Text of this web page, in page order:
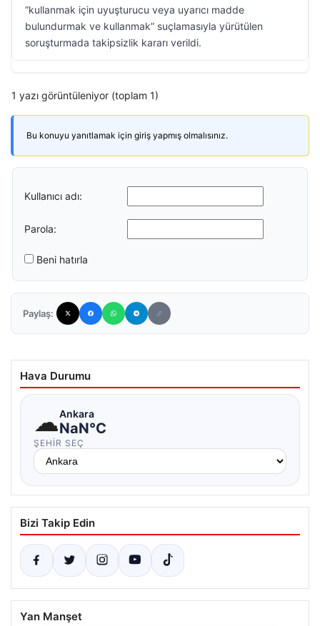
“kullanmak için uyuşturucu veya uyarıcı madde
bulundurmak ve kullanmak” suçlamasıyla yürütülen
soruşturmada takipsizlik kararı verildi.
1 yazı görüntüleniyor (toplam 1)
Bu konuyu yanıtlamak için giriş yapmış olmalısınız.
Kullanıcı adı:
Parola:
Beni hatırla
Paylaş:
Hava Durumu
☁Ankara
NaN°C
ŞEHIR SEÇ
Bizi Takip Edin
Yan Manşet